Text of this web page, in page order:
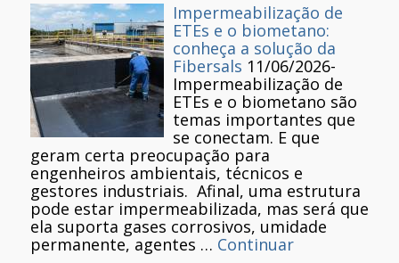
Impermeabilização de
ETEs e o biometano:
conheça a solução da
Fibersals 11/06/2026-
Impermeabilização de
ETEs e o biometano são
temas importantes que
se conectam. E que
geram certa preocupação para
engenheiros ambientais, técnicos e
gestores industriais. Afinal, uma estrutura
pode estar impermeabilizada, mas será que
ela suporta gases corrosivos, umidade
permanente, agentes … Continuar